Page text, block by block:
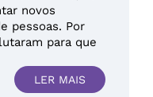
novos
pessoas. Por
para que
LER MAIS